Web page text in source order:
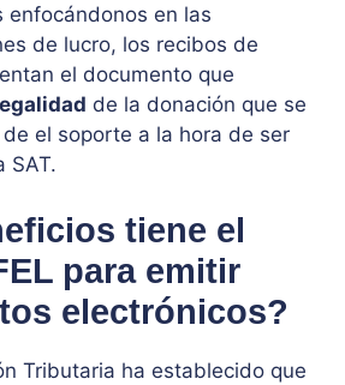
enfocándonos en las
de lucro, los recibos de
el documento que
de la donación que se
el soporte a la hora de ser
SAT.
tiene el
para emitir
electrónicos?
Tributaria ha establecido que